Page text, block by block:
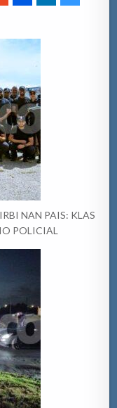
NAN PAIS: KLAS
POLICIAL